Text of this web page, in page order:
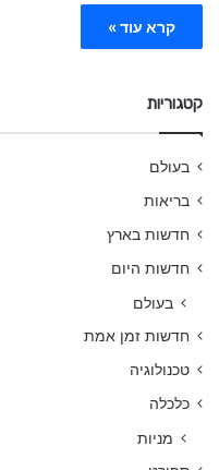
קרא עוד »
קטגוריות
בעולם
בריאות
חדשות בארץ
חדשות היום
בעולם
חדשות זמן אמת
טכנולוגיה
כלכלה
מניות